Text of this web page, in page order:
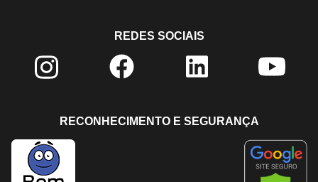
REDES SOCIAIS
RECONHECIMENTO E SEGURANÇA